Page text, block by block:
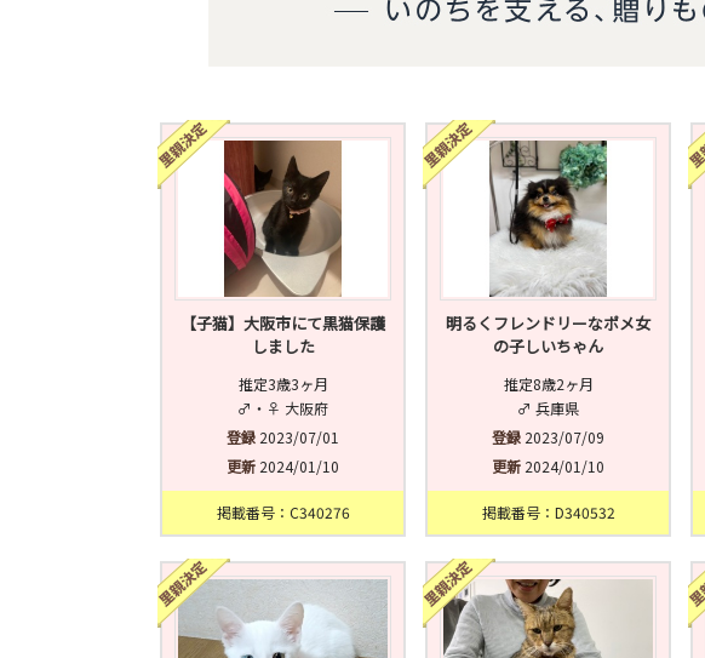
【子猫】大阪市にて黒猫保護
しました
推定3歳3ヶ月
♂・♀ 大阪府
登録 2023/07/01
更新 2024/01/10
掲載番号：C340276
明るくフレンドリーなポメ女
の子しいちゃん
推定8歳2ヶ月
♂ 兵庫県
登録 2023/07/09
更新 2024/01/10
掲載番号：D340532